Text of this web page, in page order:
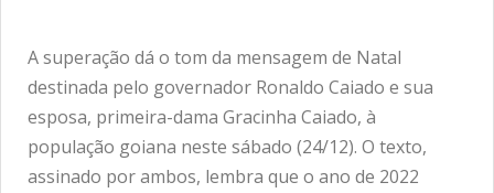
A superação dá o tom da mensagem de Natal
destinada pelo governador Ronaldo Caiado e sua
esposa, primeira-dama Gracinha Caiado, à
população goiana neste sábado (24/12). O texto,
assinado por ambos, lembra que o ano de 2022